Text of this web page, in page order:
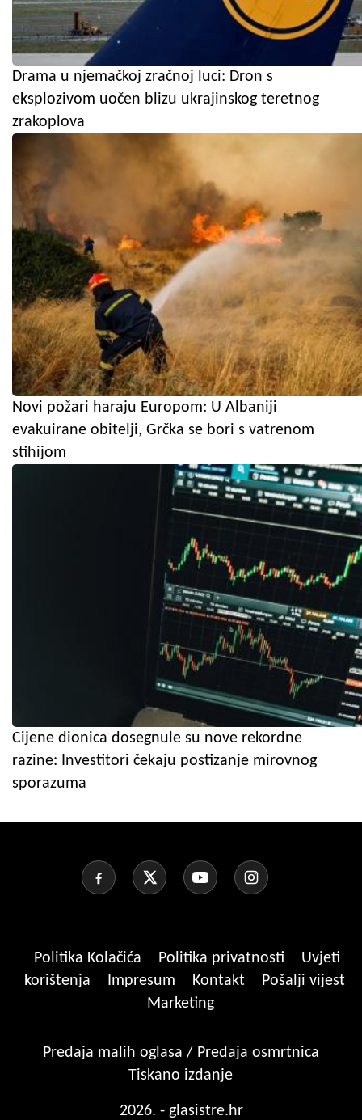
Drama u njemačkoj zračnoj luci: Dron s
eksplozivom uočen blizu ukrajinskog teretnog
zrakoplova
Novi požari haraju Europom: U Albaniji
evakuirane obitelji, Grčka se bori s vatrenom
stihijom
Cijene dionica dosegnule su nove rekordne
razine: Investitori čekaju postizanje mirovnog
sporazuma
Politika Kolačića Politika privatnosti
Uvjeti
korištenja
Impresum Kontakt
Pošalji vijest
Marketing
Predaja malih oglasa / Predaja osmrtnica
Tiskano izdanje
2026. - glasistre.hr